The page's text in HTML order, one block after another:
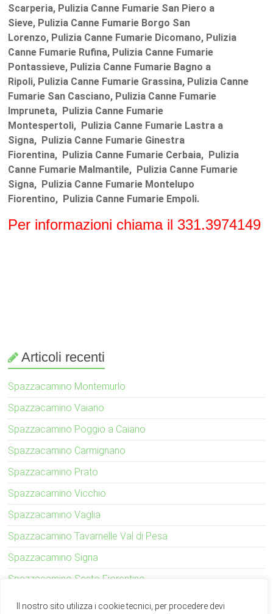
Il nostro sito utilizza i cookie tecnici, per procedere devi
Scarperia, Pulizia Canne Fumarie San Piero a
Sieve, Pulizia Canne Fumarie Borgo San
Lorenzo, Pulizia Canne Fumarie Dicomano, Pulizia
Canne Fumarie Rufina, Pulizia Canne Fumarie
Pontassieve, Pulizia Canne Fumarie Bagno a
Ripoli, Pulizia Canne Fumarie Grassina, Pulizia Canne
Fumarie San Casciano, Pulizia Canne Fumarie
Impruneta, Pulizia Canne Fumarie
Montespertoli, Pulizia Canne Fumarie Lastra a
Signa, Pulizia Canne Fumarie Ginestra
Fiorentina, Pulizia Canne Fumarie Cerbaia, Pulizia
Canne Fumarie Malmantile, Pulizia Canne Fumarie
Signa, Pulizia Canne Fumarie Montelupo
Fiorentino, Pulizia Canne Fumarie Empoli.
Per informazioni chiama il 331.3974149
Articoli recenti
Spazzacamino Montemurlo
Spazzacamino Vaiano
Spazzacamino Poggio a Caiano
Spazzacamino Carmignano
Spazzacamino Prato
Spazzacamino Vicchio
Spazzacamino Vaglia
Spazzacamino Tavarnelle Val di Pesa
Spazzacamino Signa
Spazzacamino Sesto Fiorentino